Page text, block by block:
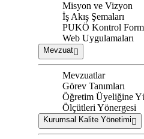
Misyon ve Vizyon
İş Akış Şemaları
PUKÖ Kontrol
Web Uygulamaları
Mevzuat
Mevzuatlar
Görev Tanımları
Öğretim Üyeliğine
Ölçütleri Yönergesi
Kurumsal Kalite Yönetimi